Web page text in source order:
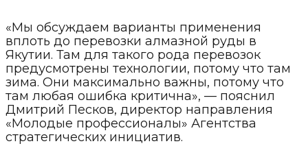
«Мы обсуждаем варианты применения
вплоть до перевозки алмазной руды в
Якутии. Там для такого рода перевозок
предусмотрены технологии, потому что там
зима. Они максимально важны, потому что
там любая ошибка критична», — пояснил
Дмитрий Песков, директор направления
«Молодые профессионалы» Агентства
стратегических инициатив.